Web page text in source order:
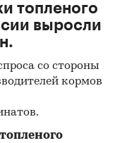
топленого
выросли
со стороны
кормов